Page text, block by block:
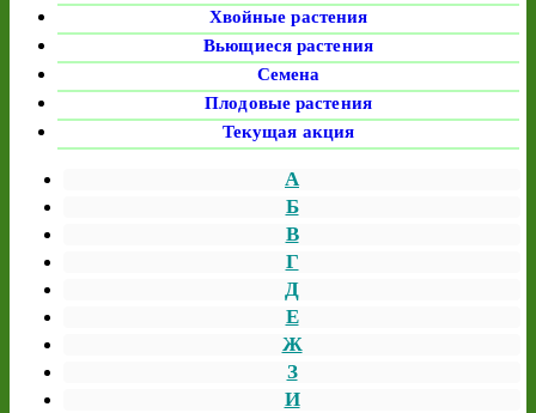
Хвойные растения
Вьющиеся растения
Семена
Плодовые растения
Текущая акция
А
Б
В
Г
Д
Е
Ж
З
И